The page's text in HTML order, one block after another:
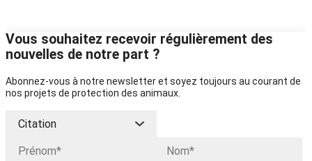
Vous souhaitez recevoir régulièrement des
nouvelles de notre part ?
Abonnez-vous à notre newsletter et soyez toujours au courant de
nos projets de protection des animaux.